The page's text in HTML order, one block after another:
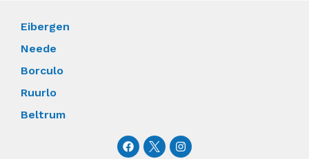
Eibergen
Neede
Borculo
Ruurlo
Beltrum
F
a
I
n